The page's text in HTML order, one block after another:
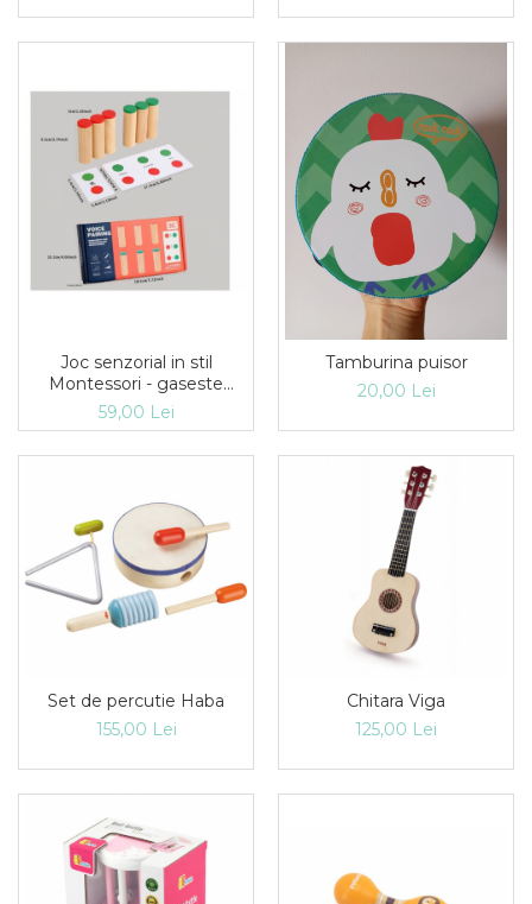
Joc senzorial in stil
Montessori - gaseste
sunetul pereche - joc cu
cilindri
59,00 Lei
Tamburina puisor
20,00 Lei
Set de percutie Haba
155,00 Lei
Chitara Viga
125,00 Lei